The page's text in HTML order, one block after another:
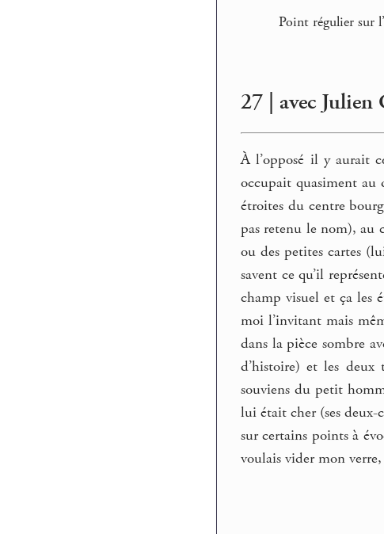
Point régulier sur
27 | avec
À l’opposé il y aurait
occupait quasiment au
étroites du centre
pas retenu le nom), au
ou des petites cartes
savent ce qu’il
champ visuel et ça les
moi l’invitant mais
dans la pièce sombre
d’histoire) et les deux
souviens du petit
lui était cher (ses deux-
sur certains points à
voulais vider mon